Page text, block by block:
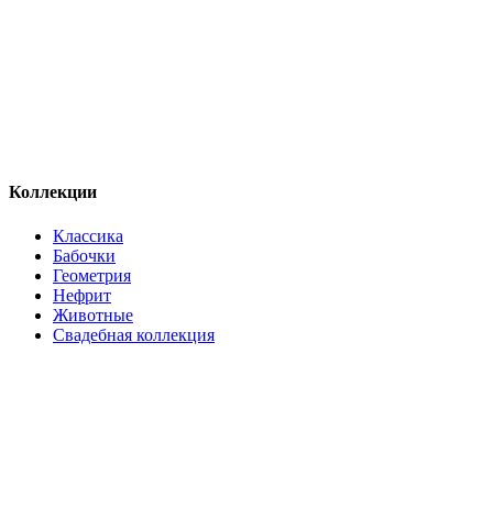
Коллекции
Классика
Бабочки
Геометрия
Нефрит
Животные
Свадебная коллекция